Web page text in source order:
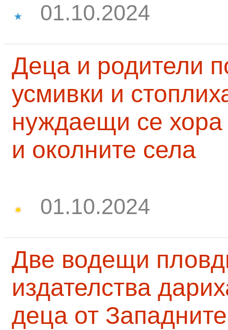
01.10.2024
Деца и родители
усмивки и
нуждаещи се
и околните села
01.10.2024
Две водещи
издателства
деца от